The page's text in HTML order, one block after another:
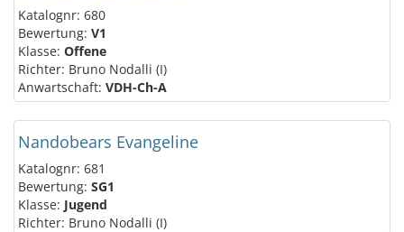
Katalognr: 680
Bewertung: V1
Klasse: Offene
Richter: Bruno Nodalli (I)
Anwartschaft: VDH-Ch-A
Nandobears Evangeline
Katalognr: 681
Bewertung: SG1
Klasse: Jugend
Richter: Bruno Nodalli (I)